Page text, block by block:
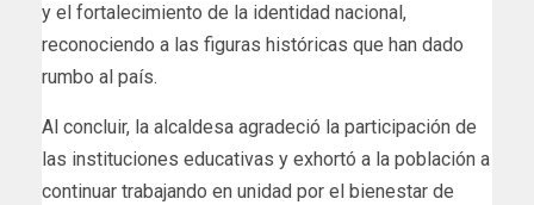
y el fortalecimiento de la identidad nacional,
reconociendo a las figuras históricas que han dado
rumbo al país.
Al concluir, la alcaldesa agradeció la participación de
las instituciones educativas y exhortó a la población a
continuar trabajando en unidad por el bienestar de